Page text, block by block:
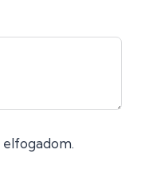
elfogadom.